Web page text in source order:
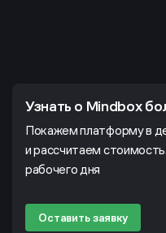
Узнать о Mindbox
Покажем платформу в
и рассчитаем
рабочего дня
Оставить заявку